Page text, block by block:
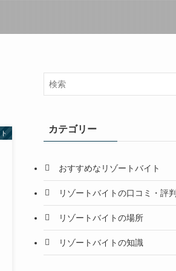
カテゴリー
おすすめなリゾートバイト
リゾートバイトの口コミ・評判
リゾートバイトの場所
リゾートバイトの知識